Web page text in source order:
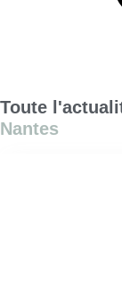
Toute
Nantes